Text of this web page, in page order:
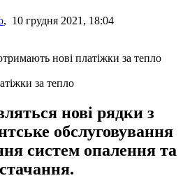
, 10 грудня 2021, 18:04
за тепло
нові рядки з
обслуговування
систем опалення та